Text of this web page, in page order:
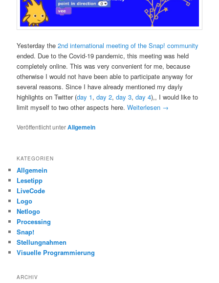
Yesterday the2nd international meeting of the Snap! community
ended. Due to the Covid-19 pandemic, this meeting was held
completely online. This was very convenient for me, because
otherwise I would not have been able to participate anyway for
several reasons. Since I have already mentioned my dayly
highlights on Twitter (day 1,day 2,day 3,day 4),, I would like to
limit myself to two other aspects here.Weiterlesen →
Veröffentlicht unterAllgemein
KATEGORIEN
Allgemein
Lesetipp
LiveCode
Logo
Netlogo
Processing
Snap!
Stellungnahmen
Visuelle Programmierung
ARCHIV